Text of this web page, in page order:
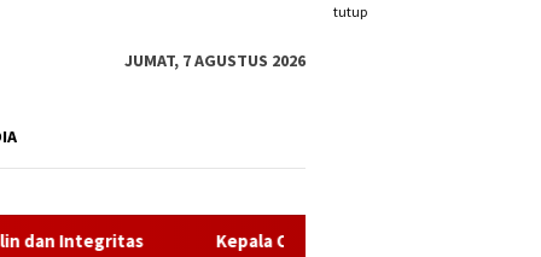
tutup
JUMAT, 7 AGUSTUS 2026
Kepala OPD Diminta Tak Lempar Tanggung Jawab,